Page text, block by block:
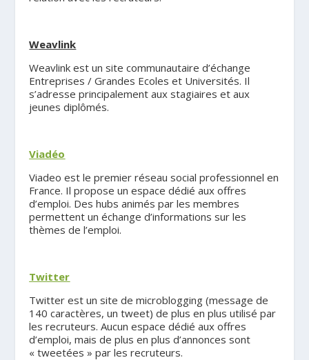
Weavlink
Weavlink est un site communautaire d’échange
Entreprises / Grandes Ecoles et Universités. Il
s’adresse principalement aux stagiaires et aux
jeunes diplômés.
Viadéo
Viadeo est le premier réseau social professionnel en
France. Il propose un espace dédié aux offres
d’emploi. Des hubs animés par les membres
permettent un échange d’informations sur les
thèmes de l’emploi.
Twitter
Twitter est un site de microblogging (message de
140 caractères, un tweet) de plus en plus utilisé par
les recruteurs. Aucun espace dédié aux offres
d’emploi, mais de plus en plus d’annonces sont
« tweetées » par les recruteurs.